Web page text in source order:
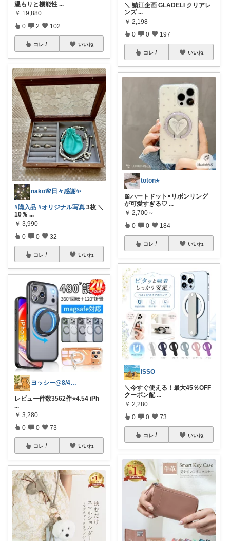
温もりと機能性 ...
￥ 19,880
0 2 102
コレ いいね
nako🌸日々感謝✨
#購入品 #オリジナル写真 3枚 ＼
10％ ...
￥ 3,990
0 0 32
コレ いいね
ヨッシー@8/4経由購入感謝！
レビュー件数3562件⭐️4.54 iPh
...
￥ 3,280
0 0 73
コレ いいね
＼ 鯖江企画 GLADELI クリアレ
ンズ ...
￥ 2,198
0 0 197
コレ いいね
toton⭐︎
🎀ハートドット×リボンリング
が可愛すぎる♡ ...
￥ 2,700～
0 0 184
コレ いいね
ISSO
＼今すぐ使える！最大45％OFF
クーポン配 ...
￥ 2,280
0 0 73
コレ いいね